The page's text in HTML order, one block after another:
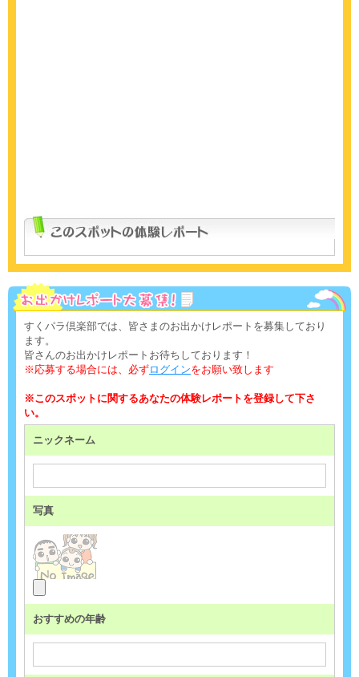
すくパラ倶楽部では、皆さまのお出かけレポートを募集しており
ます。
皆さんのお出かけレポートお待ちしております！
※応募する場合には、必ずログインをお願い致します
※このスポットに関するあなたの体験レポートを登録して下さ
い。
ニックネーム
写真
おすすめの年齢